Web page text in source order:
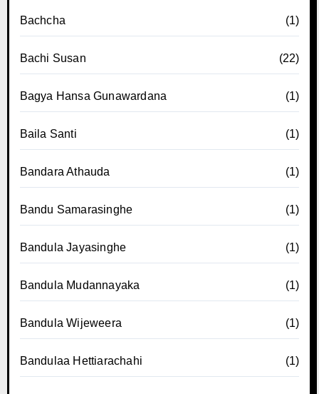
Bachcha (1)
Bachi Susan (22)
Bagya Hansa Gunawardana (1)
Baila Santi (1)
Bandara Athauda (1)
Bandu Samarasinghe (1)
Bandula Jayasinghe (1)
Bandula Mudannayaka (1)
Bandula Wijeweera (1)
Bandulaa Hettiarachahi (1)